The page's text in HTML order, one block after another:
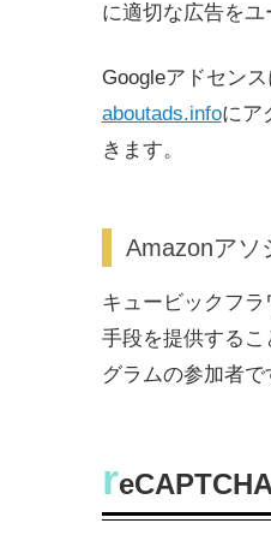
に適切な広告をユ
Googleアドセン
aboutads.infoにア
きます。
Amazonアソ
キュービックフ
手段を提供する
グラムの参加者で
r